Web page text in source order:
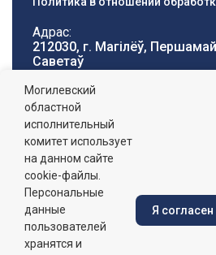
Адрас:
212030, г. Магілёў,
Саветаў
Тэлефон гарачай
лініі:
8 (0222) 71-32-55
Графік работы:
пн-пт: 8.00 - 17.00, сб-н:
абедзенны перапынак: 13:00
Сайт зарэгістраваны ў
інфармацыйных рэсурсаў
Могилевский
областной
исполнительный
комитет использует
на данном сайте
cookie-файлы.
Персональные
данные
пользователей
хранятся и
Я согласен